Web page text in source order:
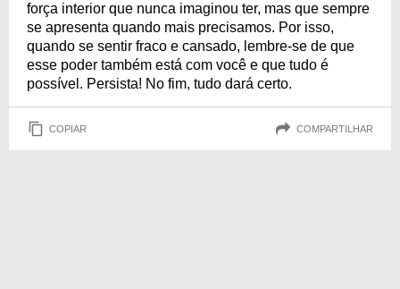
força interior que nunca imaginou ter, mas que sempre
se apresenta quando mais precisamos. Por isso,
quando se sentir fraco e cansado, lembre-se de que
esse poder também está com você e que tudo é
possível. Persista! No fim, tudo dará certo.
COPIAR COMPARTILHAR